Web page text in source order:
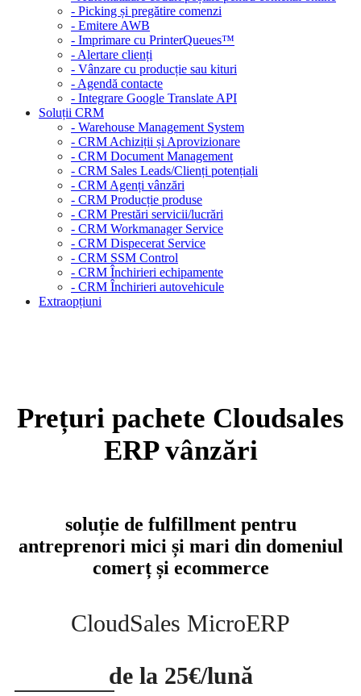
- Picking și pregătire comenzi
- Emitere AWB
- Imprimare cu PrinterQueues™
- Alertare clienți
- Vânzare cu producție sau kituri
- Agendă contacte
- Integrare Google Translate API
Soluții CRM
- Warehouse Management System
- CRM Achiziții și Aprovizionare
- CRM Document Management
- CRM Sales Leads/Clienți potențiali
- CRM Agenți vânzări
- CRM Producție produse
- CRM Prestări servicii/lucrări
- CRM Workmanager Service
- CRM Dispecerat Service
- CRM SSM Control
- CRM Închirieri echipamente
- CRM Închirieri autovehicule
Extraopțiuni
Prețuri pachete Cloudsales
ERP vânzări
soluție de fulfillment pentru
antreprenori mici și mari din domeniul
comerț și ecommerce
CloudSales MicroERP
de la 25€/lună